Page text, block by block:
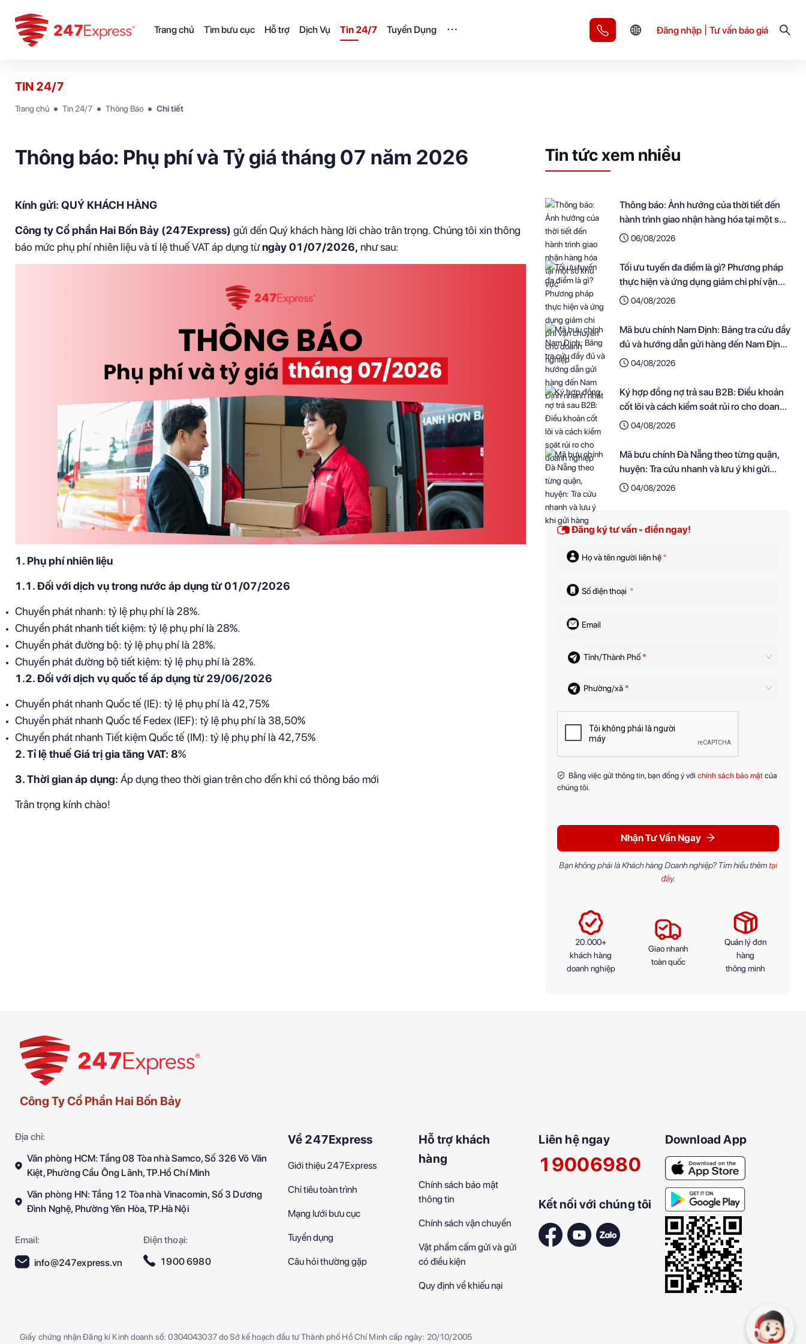
Trang chủ Tìm bưu cục Hỗ trợ Dịch Vụ Tin 24/7 Tuyển Dụng Đăng nhập Tư vấn báo giá
TIN 24/7
Trang chủ Tin 24/7 Thông Báo Chi tiết
Thông báo: Phụ phí và Tỷ giá tháng 07 năm 2026
Kính gửi: QUÝ KHÁCH HÀNG
Công ty Cổ phần Hai Bốn Bảy (247Express) gửi đến Quý khách hàng lời chào trân trọng. Chúng tôi xin thông
báo mức phụ phí nhiên liệu và tỉ lệ thuế VAT áp dụng từngày 01/07/2026, như sau:
1. Phụ phí nhiên liệu
1.1. Đối với dịch vụ trong nước áp dụng từ 01/07/2026
Chuyển phát nhanh: tỷ lệ phụ phí là 28%.
Chuyển phát nhanh tiết kiệm: tỷ lệ phụ phí là 28%.
Chuyển phát đường bộ: tỷ lệ phụ phí là 28%.
Chuyển phát đường bộ tiết kiệm: tỷ lệ phụ phí là 28%.
1.2. Đối với dịch vụ quốc tế áp dụng từ 29/06/2026
Chuyển phát nhanh Quốc tế (IE): tỷ lệ phụ phí là 42,75%
Chuyển phát nhanh Quốc tế Fedex (IEF): tỷ lệ phụ phí là 38,50%
Chuyển phát nhanh Tiết kiệm Quốc tế (IM): tỷ lệ phụ phí là 42,75%
2. Tỉ lệ thuế Giá trị gia tăng VAT: 8%
3. Thời gian áp dụng: Áp dụng theo thời gian trên cho đến khi có thông báo mới
Trân trọng kính chào!
Tin tức xem nhiều
Thông báo: Ảnh hưởng của thời tiết đến
hành trình giao nhận hàng hóa tại một số
khu vực
06/08/2026
Tối ưu tuyến đa điểm là gì? Phương pháp
thực hiện và ứng dụng giảm chi phí vận
chuyển cho doanh nghiệp
04/08/2026
Mã bưu chính Nam Định: Bảng tra cứu đầy
đủ và hướng dẫn gửi hàng đến Nam Định
nhanh nhất
04/08/2026
Ký hợp đồng nợ trả sau B2B: Điều khoản
cốt lõi và cách kiểm soát rủi ro cho doanh
nghiệp
04/08/2026
Mã bưu chính Đà Nẵng theo từng quận,
huyện: Tra cứu nhanh và lưu ý khi gửi
hàng04/08/2026
Đăng ký tư vấn - điền ngay!
Họ và tên người liên hệ*
Số điện thoại *
Email
Tỉnh/Thành Phố *
Phường/xã *
Bằng việc gửi thông tin, bạn đồng ý với chính sách bảo mật của
chúng tôi.
Nhận Tư Vấn Ngay
Bạn không phải là Khách hàng Doanh nghiệp? Tìm hiểu thêm tại
đây.
20.000+
khách hàng
doanh nghiệp
Giao nhanh
toàn quốc
Quản lý đơn
hàng
thông minh
Công Ty Cổ Phần Hai Bốn Bảy
Địa chỉ:
Văn phòng HCM: Tầng 08 Tòa nhà Samco, Số 326 Võ Văn
Kiệt, Phường Cầu Ông Lãnh, TP.Hồ Chí Minh
Văn phòng HN: Tầng 12 Tòa nhà Vinacomin, Số 3 Dương
Đình Nghệ, Phường Yên Hòa, TP.Hà Nội
Email:
Điện thoại:
info@247express.vn
1900 6980
Về 247Express
Giới thiệu 247Express
Chỉ tiêu toàn trình
Mạng lưới bưu cục
Tuyển dụng
Câu hỏi thường gặp
Hỗ trợ khách
hàng
Chính sách bảo mật
thông tin
Chính sách vận chuyển
Vật phẩm cấm gửi và gửi
có điều kiện
Quy định về khiếu nại
Liên hệ ngay
19006980
Kết nối với chúng tôi
Download App
Giấy chứng nhận Đăng kí Kinh doanh số: 0304043037 do Sở kế hoạch đầu tư Thành phố Hồ Chí Minh cấp ngày: 20/10/2005